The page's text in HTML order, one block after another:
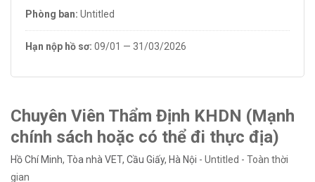
Phòng ban: Untitled
Hạn nộp hồ sơ: 09/01 — 31/03/2026
Chuyên Viên Thẩm Định KHDN (Mạnh
chính sách hoặc có thể đi thực địa)
Hồ Chí Minh, Tòa nhà VET, Cầu Giấy, Hà Nội - Untitled - Toàn thời
gian